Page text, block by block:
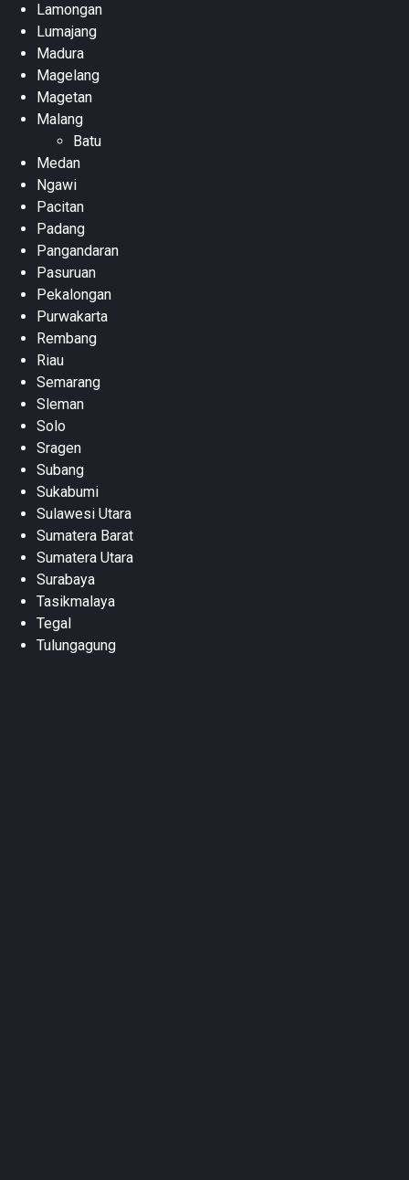
Lamongan
Lumajang
Madura
Magelang
Magetan
Malang
Batu
Medan
Ngawi
Pacitan
Padang
Pangandaran
Pasuruan
Pekalongan
Purwakarta
Rembang
Riau
Semarang
Sleman
Solo
Sragen
Subang
Sukabumi
Sulawesi Utara
Sumatera Barat
Sumatera Utara
Surabaya
Tasikmalaya
Tegal
Tulungagung